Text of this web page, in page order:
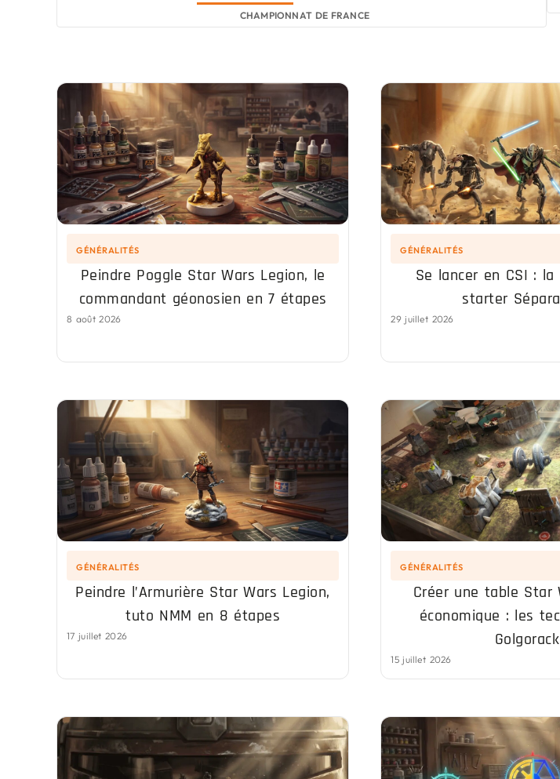
CHAMPIONNAT DE FRANCE
GÉNÉRALITÉS
Peindre Poggle Star Wars Legion, le
commandant géonosien en 7 étapes
8 août 2026
GÉNÉRALITÉS
Se lancer en CSI :
starter
29 juillet 2026
GÉNÉRALITÉS
Peindre l’Armurière Star Wars Legion,
tuto NMM en 8 étapes
17 juillet 2026
GÉNÉRALITÉS
Créer une table Star
économique : les
Golgorack
15 juillet 2026